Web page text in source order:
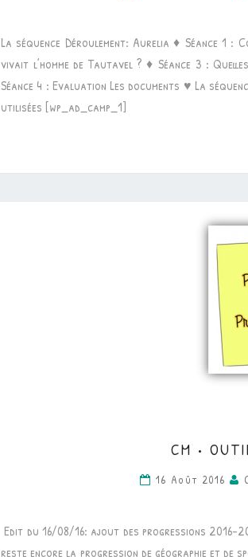
La séquence Déroulement: Aurelia ♦ Séance 1 :
vivait l’homme de Tautavel ? ♦ Séance 3 :
Séance 4 : Evaluation Les documents ♥ La
utilisées [wp_ad_camp_1]
CM •
16 Août 2016
Edit du 16/08/16: ajout des progressions 2016-
reste encore la progression de géographie et de